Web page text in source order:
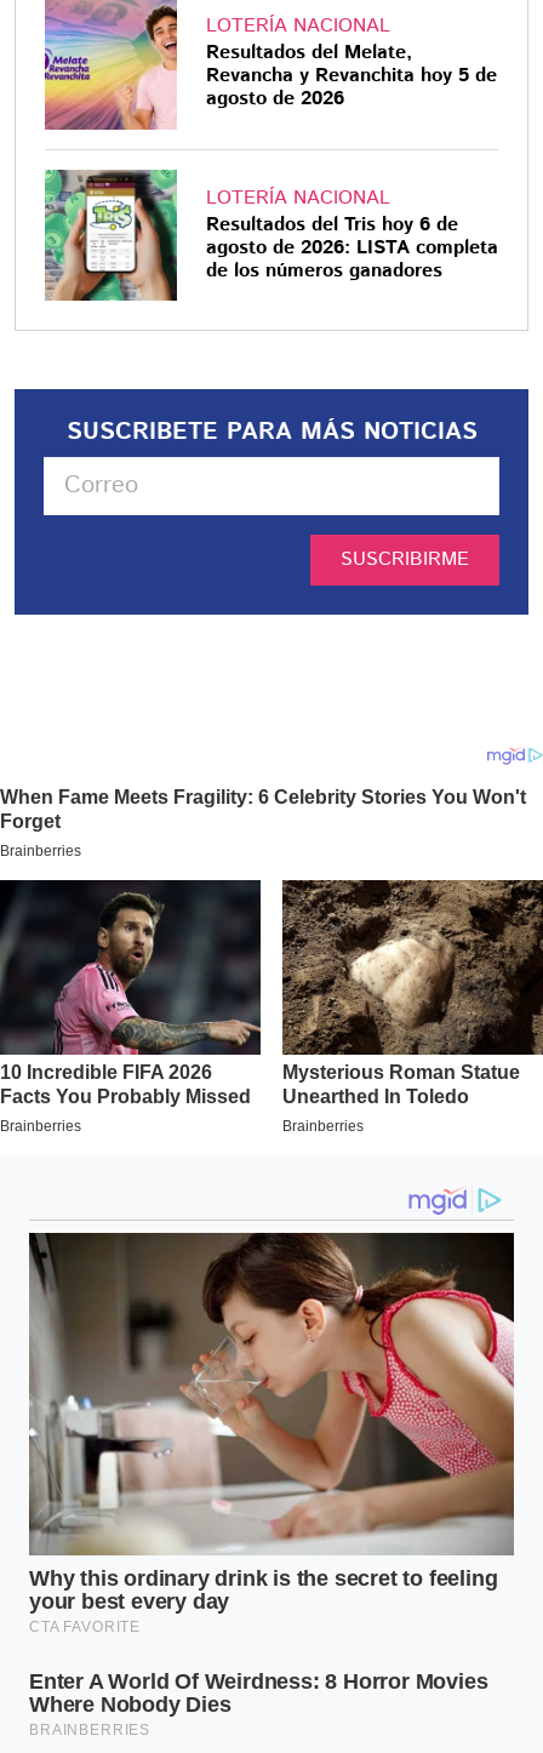
LOTERÍA NACIONAL
Resultados del Melate,
Revancha y Revanchita hoy 5 de
agosto de 2026
LOTERÍA NACIONAL
Resultados del Tris hoy 6 de
agosto de 2026: LISTA completa
de los números ganadores
SUSCRIBETE PARA MÁS NOTICIAS
SUSCRIBIRME